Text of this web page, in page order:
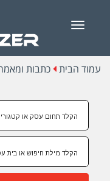
Menu
עמוד הבית כתבות